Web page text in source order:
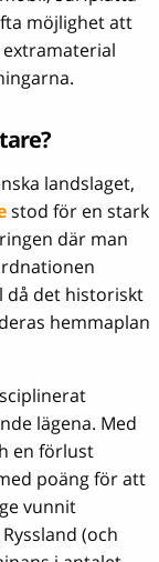
möjlighet att
landslaget,
stod för en stark
där man
då det historiskt
hemmaplan
lägena. Med
en förlust
poäng för att
vunnit
(och